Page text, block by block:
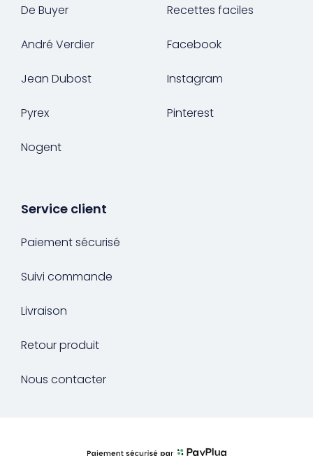
De Buyer
André Verdier
Jean Dubost
Pyrex
Nogent
Recettes faciles
Facebook
Instagram
Pinterest
Service client
Paiement sécurisé
Suivi commande
Livraison
Retour produit
Nous contacter